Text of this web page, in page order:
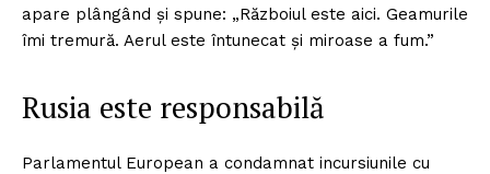
apare plângând și spune: „Războiul este aici. Geamurile
îmi tremură. Aerul este întunecat și miroase a fum.”
Rusia este responsabilă
Parlamentul European a condamnat incursiunile cu